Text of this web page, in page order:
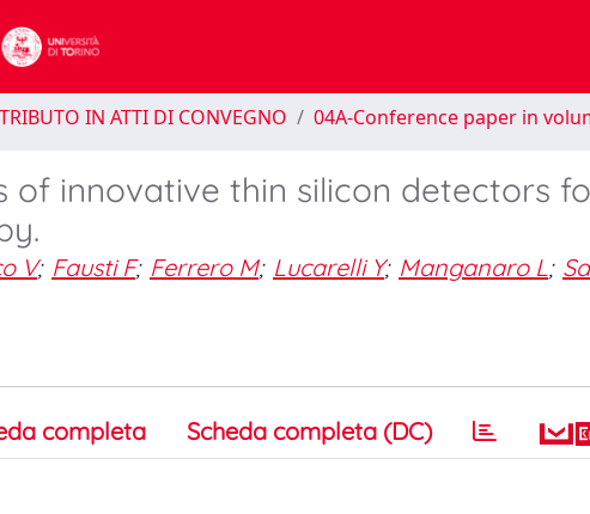
IN ATTI DI CONVEGNO 04A-Conference paper in
of innovative thin silicon detectors
V; Fausti F; Ferrero M; Lucarelli Y; Manganaro L;
completa Scheda completa (DC)